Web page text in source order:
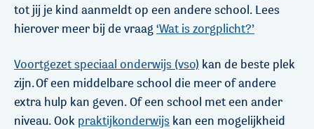
tot jij je kind aanmeldt op een andere school. Lees
hierover meer bij de vraag ‘Wat is zorgplicht?’
Voortgezet speciaal onderwijs (vso) kan de beste plek
zijn. Of een middelbare school die meer of andere
extra hulp kan geven. Of een school met een ander
niveau. Ook praktijkonderwijs kan een mogelijkheid